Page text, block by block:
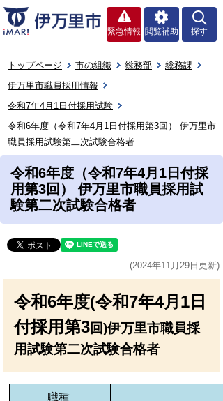
緊急情報 閲覧補助 探す
トップページ 市の組織 総務部
総務課
伊万里市職員採用情報
令和7年4月1日付採用試験
令和6年度（令和7年4月1日付採用第3回） 伊万里市
職員採用試験第二次試験合格者
令和6年度（令和7年4月1日付採
用第3回） 伊万里市職員採用試
験第二次試験合格者
(2024年11月29日更新)
令和6年度(令和7年4月1日
付採用第3回)伊万里市職員採
用試験第二次試験合格者
職種